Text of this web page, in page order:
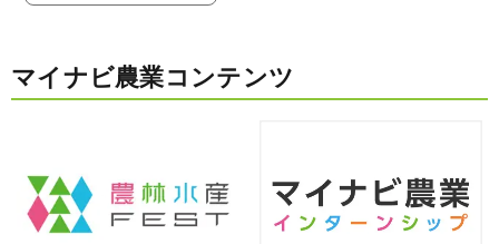
マイナビ農業コンテンツ